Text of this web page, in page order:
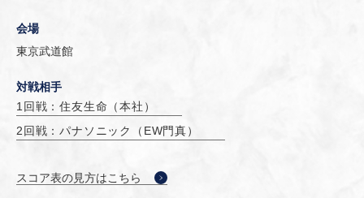
会場
東京武道館
対戦相手
1回戦：住友生命（本社）
2回戦：パナソニック（EW門真）
スコア表の見方はこちら